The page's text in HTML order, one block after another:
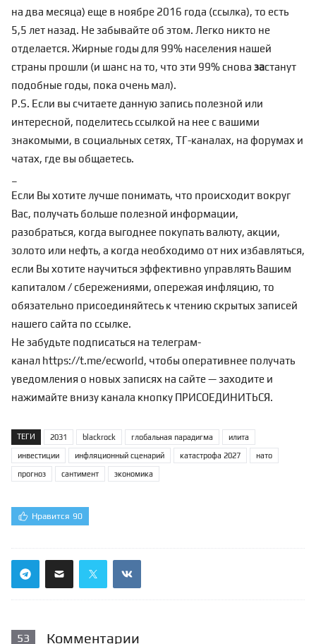
на два месяца) еще в ноябре 2016 года (ссылка), то есть
5,5 лет назад. Не забывайте об этом. Легко никто не
отделается. Жирные годы для 99% населения нашей
страны прошли (и шанс на то, что эти 99% снова застанут
подобные годы, пока очень мал).
P.S. Если вы считаете данную запись полезной или
интересной, поделитесь ссылкой на нее с вашими
знакомыми, в социальных сетях, ТГ-каналах, на форумах и
чатах, где вы общаетесь.
Если Вы хотите лучше понимать, что происходит вокруг
Вас, получать больше полезной информации,
разобраться, когда выгоднее покупать валюту, акции,
золото или нефть, а когда необходимо от них избавляться,
если Вы хотите научиться эффективно управлять Вашим
капиталом / сбережениями, опережая инфляцию, то
обязательно присоединяйтесь к чтению скрытых записей
нашего сайта по ссылке.
Не забудьте подписаться на телеграм-
канал https://t.me/ecworld, чтобы оперативнее получать
уведомления о новых записях на сайте — заходите и
нажимайте внизу канала кнопку ПРИСОЕДИНИТЬСЯ.
ТЕГИ 2031 blackrock глобальная парадигма илита
инвестиции инфляционный сценарий катастрофа 2027 нато
прогноз сантимент экономика
Нравится 90
53 Комментарии